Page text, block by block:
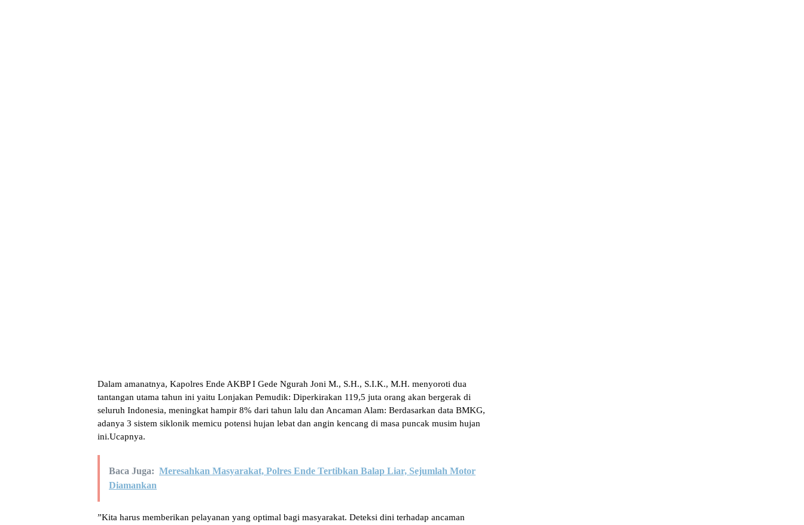
​Dalam amanatnya, Kapolres Ende AKBP I Gede Ngurah Joni M., S.H., S.I.K., M.H. menyoroti dua
tantangan utama tahun ini yaitu Lonjakan Pemudik: Diperkirakan 119,5 juta orang akan bergerak di
seluruh Indonesia, meningkat hampir 8% dari tahun lalu dan Ancaman Alam: Berdasarkan data BMKG,
adanya 3 sistem siklonik memicu potensi hujan lebat dan angin kencang di masa puncak musim hujan
ini.Ucapnya.
Baca Juga: Meresahkan Masyarakat, Polres Ende Tertibkan Balap Liar, Sejumlah Motor
Diamankan
​”Kita harus memberikan pelayanan yang optimal bagi masyarakat. Deteksi dini terhadap ancaman